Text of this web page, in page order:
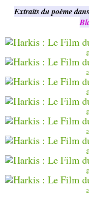
Extraits du poème